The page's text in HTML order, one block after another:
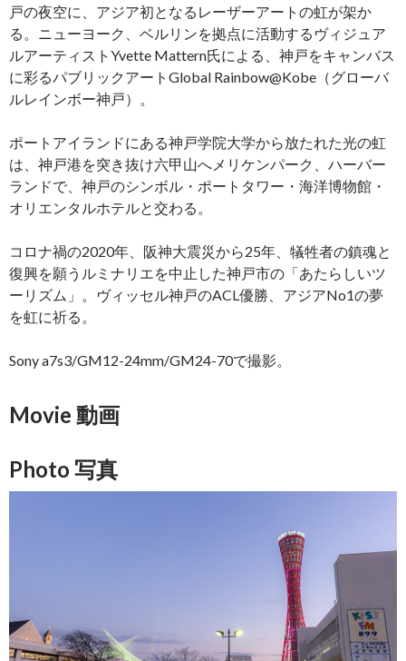
戸の夜空に、アジア初となるレーザーアートの虹が架か
る。ニューヨーク、ベルリンを拠点に活動するヴィジュア
ルアーティストYvette Mattern氏による、神戸をキャンバス
に彩るパブリックアートGlobal Rainbow@Kobe（グローバ
ルレインボー神戸）。
ポートアイランドにある神戸学院大学から放たれた光の虹
は、神戸港を突き抜け六甲山へメリケンパーク、ハーバー
ランドで、神戸のシンボル・ポートタワー・海洋博物館・
オリエンタルホテルと交わる。
コロナ禍の2020年、阪神大震災から25年、犠牲者の鎮魂と
復興を願うルミナリエを中止した神戸市の「あたらしいツ
ーリズム」。ヴィッセル神戸のACL優勝、アジアNo1の夢
を虹に祈る。
Sony a7s3/GM12-24mm/GM24-70で撮影。
Movie 動画
Photo 写真